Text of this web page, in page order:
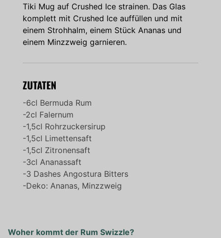
Tiki Mug auf Crushed Ice strainen. Das Glas
komplett mit Crushed Ice auffüllen und mit
einem Strohhalm, einem Stück Ananas und
einem Minzzweig garnieren.
ZUTATEN
-6cl Bermuda Rum
-2cl Falernum
-1,5cl Rohrzuckersirup
-1,5cl Limettensaft
-1,5cl Zitronensaft
-3cl Ananassaft
-3 Dashes Angostura Bitters
-Deko: Ananas, Minzzweig
Woher kommt der Rum Swizzle?